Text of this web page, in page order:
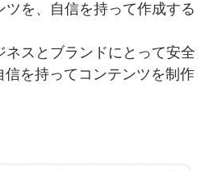
ツを、自信を持って作成する
ネスとブランドにとって安全
信を持ってコンテンツを制作